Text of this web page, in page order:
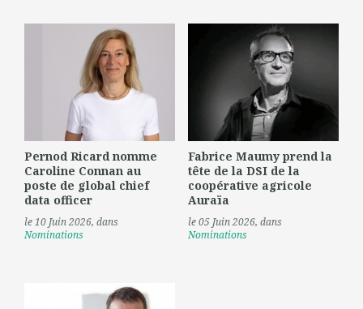
Pernod Ricard nomme
Caroline Connan au
poste de global chief
data officer
le 10 Juin 2026, dans
Nominations
Fabrice Maumy prend la
tête de la DSI de la
coopérative agricole
Auraïa
le 05 Juin 2026, dans
Nominations